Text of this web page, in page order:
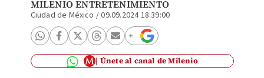
MILENIO ENTRETENIMIENTO
Ciudad de México /09.09.2024 18:39:00
Únete al canal de Milenio